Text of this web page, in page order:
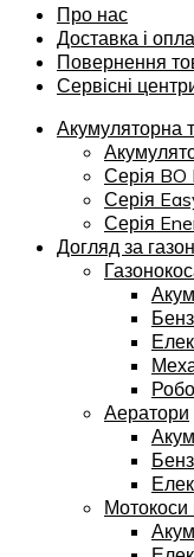
Про нас
Доставка і
Повернення
Сервісні
Акумуляторна
Серія BO
Серія
Серія
Догляд за
Аератори
Мотокоси